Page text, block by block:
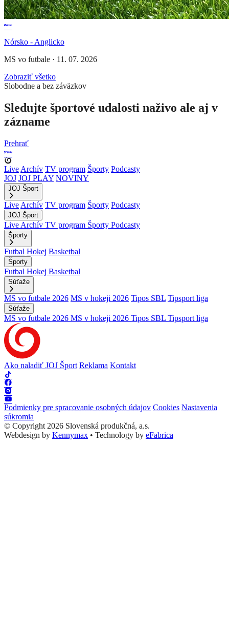
Nórsko - Anglicko
MS vo futbale · 11. 07. 2026
Zobraziť všetko
Slobodne a bez záväzkov
Sledujte športové udalosti naživo ale aj v
zázname
Prehrať
Live Archív TV program Športy Podcasty
JOJ JOJ PLAY NOVINY
JOJ Šport
Live Archív TV program Športy Podcasty
JOJ Šport
Live Archív TV program Športy Podcasty
Športy
Futbal Hokej Basketbal
Športy
Futbal Hokej Basketbal
Súťaže
MS vo futbale 2026 MS v hokeji 2026 Tipos SBL Tipsport liga
Súťaže
MS vo futbale 2026 MS v hokeji 2026 Tipos SBL Tipsport liga
Ako naladiť JOJ Šport Reklama Kontakt
Podmienky pre spracovanie osobných údajov Cookies Nastavenia
súkromia
© Copyright 2026 Slovenská produkčná, a.s.
Webdesign by Kennymax • Technology by eFabrica